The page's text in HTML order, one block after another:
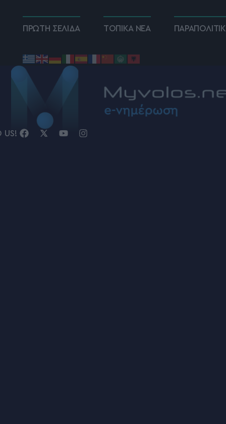
ΠΡΩΤΗ ΣΕΛΙΔΑ ΤΟΠΙΚΑ ΝΕΑ
US!